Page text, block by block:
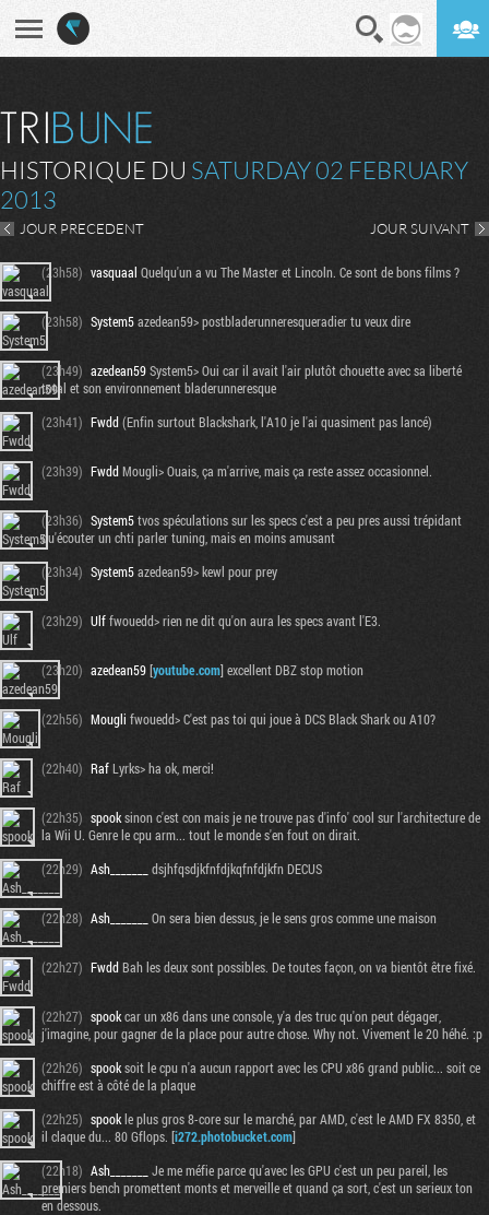
HISTORIQUE DU SATURDAY 02 FEBRUARY
2013
JOUR PRECEDENT JOUR SUIVANT
(23h58) vasquaal Quelqu'un a vu The Master et Lincoln. Ce sont de bons films ?
(23h58) System5azedean59> postbladerunneresqueradier tu veux dire
(23h49) azedean59System5> Oui car il avait l'air plutôt chouette avec sa liberté
total et son environnement bladerunneresque
(23h41) Fwdd(Enfin surtout Blackshark, l'A10 je l'ai quasiment pas lancé)
(23h39) FwddMougli> Ouais, ça m'arrive, mais ça reste assez occasionnel.
(23h36) System5tvos spéculations sur les specs c'est a peu pres aussi trépidant
qu'écouter un chti parler tuning, mais en moins amusant
(23h34) System5azedean59> kewl pour prey
(23h29) Ulffwouedd> rien ne dit qu'on aura les specs avant l'E3.
(23h20) azedean59[youtube.com] excellent DBZ stop motion
(22h56) Mougli fwouedd> C'est pas toi qui joue à DCS Black Shark ou A10?
(22h40) RafLyrks> ha ok, merci!
(22h35) spooksinon c'est con mais je ne trouve pas d'info' cool sur l'architecture de
la Wii U. Genre le cpu arm... tout le monde s'en fout on dirait.
(22h29) Ash_______ dsjhfqsdjkfnfdjkqfnfdjkfn DECUS
(22h28) Ash_______ On sera bien dessus, je le sens gros comme une maison
(22h27) FwddBah les deux sont possibles. De toutes façon, on va bientôt être fixé.
(22h27) spookcar un x86 dans une console, y'a des truc qu'on peut dégager,
j'imagine, pour gagner de la place pour autre chose. Why not. Vivement le 20 héhé. :p
(22h26) spooksoit le cpu n'a aucun rapport avec les CPU x86 grand public... soit ce
chiffre est à côté de la plaque
(22h25) spookle plus gros 8-core sur le marché, par AMD, c'est le AMD FX 8350, et
il claque du... 80 Gflops. [i272.photobucket.com]
(22h18) Ash_______
Je me méfie parce qu'avec les GPU c'est un peu pareil, les
premiers bench promettent monts et merveille et quand ça sort, c'est un serieux ton
en dessous.